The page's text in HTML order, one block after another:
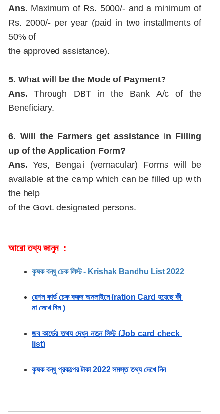
Ans. Maximum of Rs. 5000/- and a minimum of
Rs. 2000/- per year (paid in two installments of
50% of
the approved assistance).
5. What will be the Mode of Payment?
Ans.Through DBT in the Bank A/c of the
Beneficiary.
6. Will the Farmers get assistance in Filling
up of the Application Form?
Ans.Yes, Bengali (vernacular) Forms will be
available at the camp which can be filled up with
the help
of the Govt. designated persons.
আরো তথ্য জানুন  :
কৃষক বন্ধু চেক লিস্ট - Krishak Bandhu List 2022
রেশন কার্ড চেক করুন অনলাইনে (ration Card হয়েছে কী
না দেখে নিন )
জব কার্ডের তথ্য দেখুন নতুন লিস্ট (Job card check
list)
কৃষক বন্ধু প্রকল্পের টাকা 2022 সমস্ত তথ্য দেখে নিন